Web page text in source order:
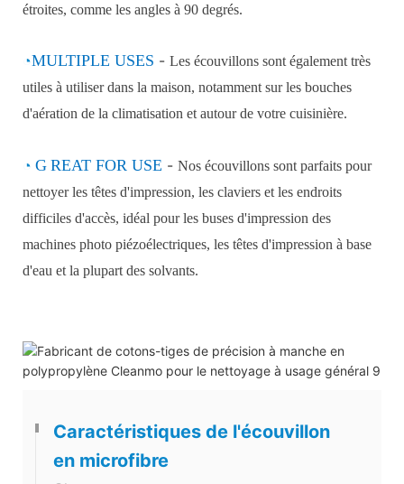
étroites, comme les angles à 90 degrés.
◔MULTIPLE USES - Les écouvillons sont également très
utiles à utiliser dans la maison, notamment sur les bouches
d'aération de la climatisation et autour de votre cuisinière.
◔ G REAT FOR USE - Nos écouvillons sont parfaits pour
nettoyer les têtes d'impression, les claviers et les endroits
difficiles d'accès, idéal pour les buses d'impression des
machines photo piézoélectriques, les têtes d'impression à base
d'eau et la plupart des solvants.
Caractéristiques de l'écouvillon
en microfibre